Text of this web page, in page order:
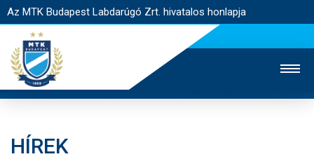
Az MTK Budapest Labdarúgó Zrt. hivatalos honlapja
HÍREK